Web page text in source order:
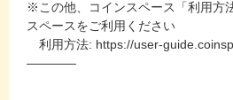
※この他、コインスペース「利用方
スペースをご利用ください
利用方法: https://user-
――――